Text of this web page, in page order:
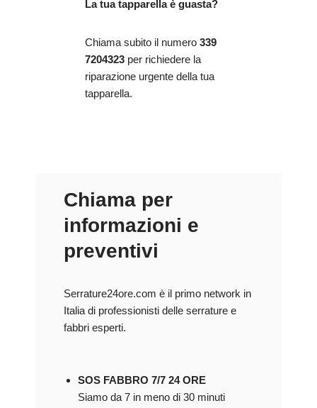
La tua tapparella è guasta?
Chiama subito il numero 339
7204323 per richiedere la
riparazione urgente della tua
tapparella.
Chiama per
informazioni e
preventivi
Serrature24ore.com è il primo network in
Italia di professionisti delle serrature e
fabbri esperti.
SOS FABBRO 7/7 24 ORE
Siamo da 7 in meno di 30 minuti